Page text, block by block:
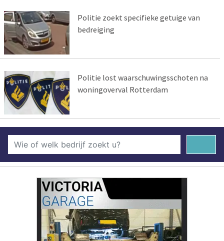
Politie zoekt specifieke getuige van
bedreiging
Politie lost waarschuwingsschoten na
woningoverval Rotterdam